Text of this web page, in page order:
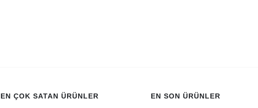
EN ÇOK SATAN ÜRÜNLER EN SON ÜRÜNLER